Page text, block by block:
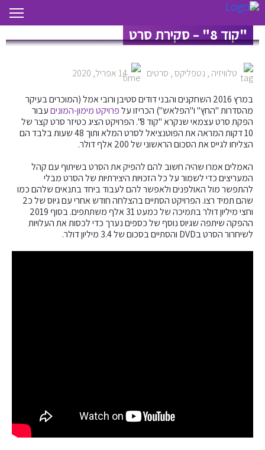
"קוד 8" – סקירת סרט
טלוויזיה , נטפליקס , סרטים 14 אפריל, 2020
במרץ 2016 השחקנים והבני דודים סטיבן ורובי אמל (המוכרים בעיקר
מהסדרות "החץ" ו"הפלאש") הכריזו עלפרויקט מימון-המוניםעבור
הפקת סרט עצמאי שנקרא "קוד 8". הפרויקט הציג כטיזר סרט קצר של
10 דקות המראה את הפוטנציאל לסרט המלא ותוך 48 שעות בלבד הם
הצליחו לגייס את הסכום הראשוני של 200 אלף דולר.
האמלים אמרו שהיה חשוב להם להפיק את הסרט בשיתוף עם קהל
המעריצים כדי לשמור על כל הזכויות היצירתיות של הסרט מבלי
להתפשר מול האולפנים ולאפשר להם לעבוד ביחד בתנאים שלהם כמו
שהם תמיד רצו. הפרויקט הסתיים בהצלחה חודש אחרי עם גיוס של כ2
וחצי מיליון דולר בתמיכה של כמעט 31 אלף משתתפים. בסוף 2019
ההפקה שיתפה שגיוס נוסף של כספים נערך כדי לכסות את העלויות
לשיחרור הסרט בDVD והסתיים בסכום של 3.4 מיליון דולר.